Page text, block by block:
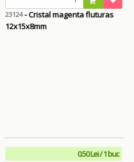
23124- Cristal magenta fluturas
12x15x8mm
0.50 Lei / 1 buc